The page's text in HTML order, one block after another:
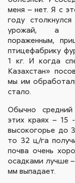
меня – нет. Я с
году
урожай, а
пораженным,
птицефабрику
1 кг. И когда
Казахстан»
мы им
стало.
Обычно
этих краях –
высокогорье до
то 32 ц/га
почва очень
осадками лучше
мм выпадает.